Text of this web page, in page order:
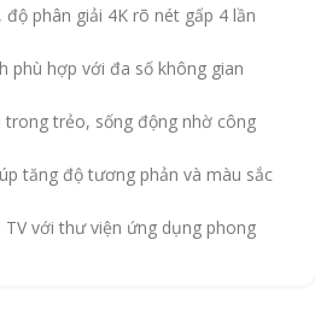
phân giải 4K rõ nét gấp 4 lần
phù hợp với đa số không gian
trẻo, sống động nhờ công
tăng độ tương phản và màu sắc
TV với thư viện ứng dụng phong